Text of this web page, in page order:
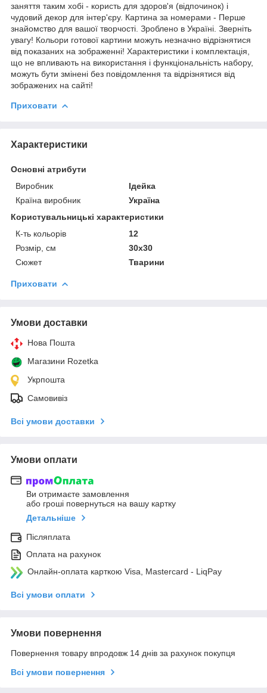
заняття таким хобі - користь для здоров'я (відпочинок) і
чудовий декор для інтер'єру. Картина за номерами - Перше
знайомство для вашої творчості. Зроблено в Україні. Зверніть
увагу! Кольори готової картини можуть незначно відрізнятися
від показаних на зображенні! Характеристики і комплектація,
що не впливають на використання і функціональність набору,
можуть бути змінені без повідомлення та відрізнятися від
зображених на сайті!
Приховати
Характеристики
Основні атрибути
Виробник
Ідейка
Країна виробник
Україна
Користувальницькі характеристики
К-ть кольорiв
12
Розмір, см
30х30
Сюжет
Тварини
Приховати
Умови доставки
Нова Пошта
Магазини Rozetka
Укрпошта
Самовивіз
Всі умови доставки
Умови оплати
Ви отримаєте замовлення
або гроші повернуться на вашу картку
Детальніше
Післяплата
Оплата на рахунок
Онлайн-оплата карткою Visa, Mastercard - LiqPay
Всі умови оплати
Умови повернення
Повернення товару впродовж 14 днів за рахунок покупця
Всі умови повернення